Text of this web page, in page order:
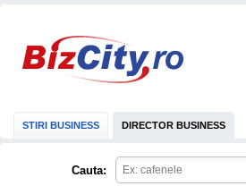
STIRI BUSINESS DIRECTOR BUSINESS
Cauta: